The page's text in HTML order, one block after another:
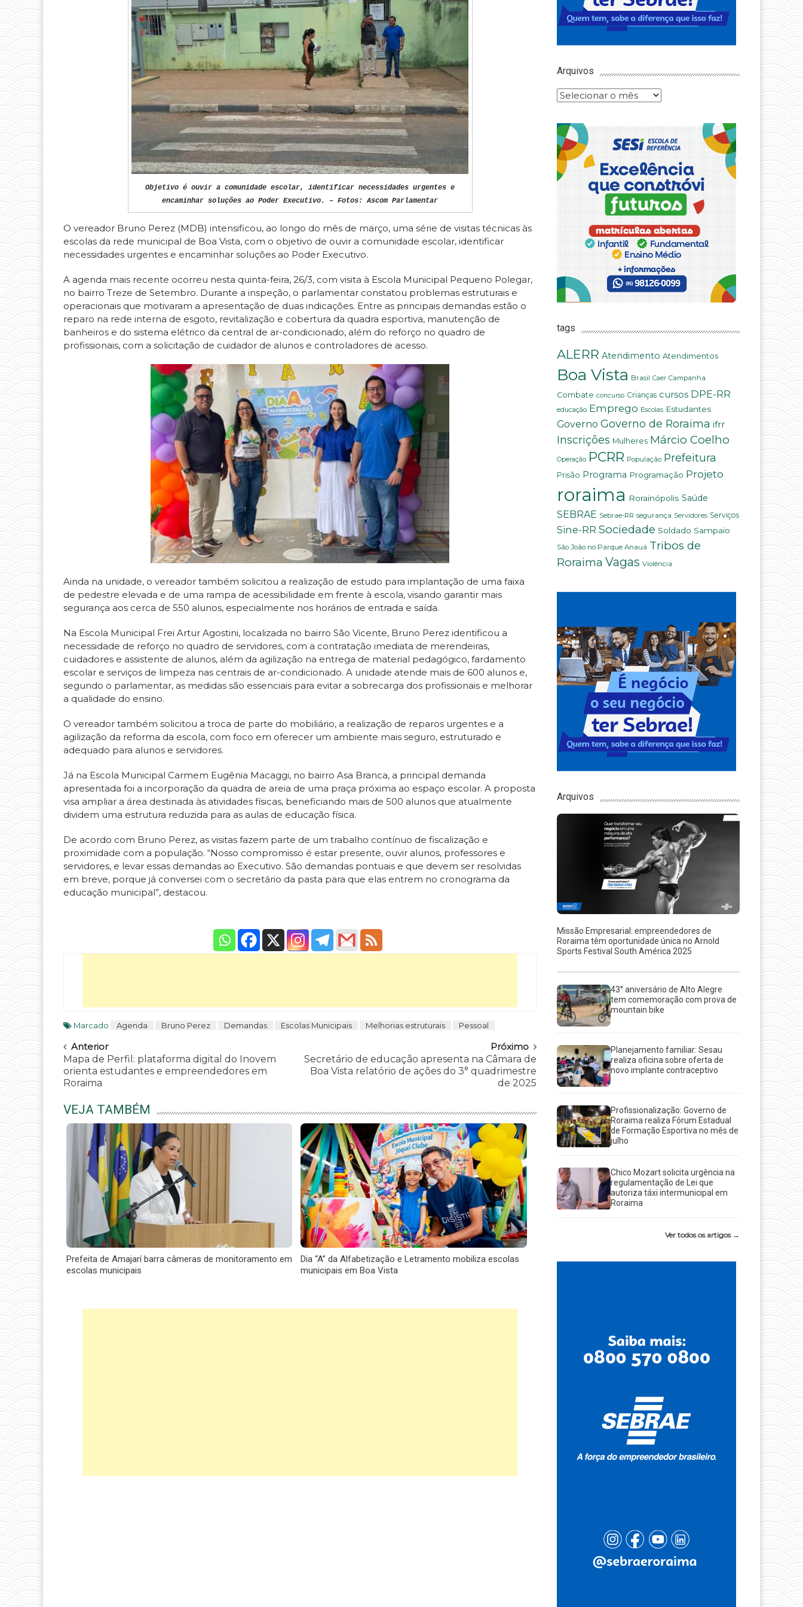
Objetivo é ouvir a comunidade escolar, identificar necessidades urgentes e
encaminhar soluções ao Poder Executivo. – Fotos: Ascom Parlamentar
O vereador Bruno Perez (MDB) intensificou, ao longo do mês de março, uma série de visitas técnicas às
escolas da rede municipal de Boa Vista, com o objetivo de ouvir a comunidade escolar, identificar
necessidades urgentes e encaminhar soluções ao Poder Executivo.
A agenda mais recente ocorreu nesta quinta-feira, 26/3, com visita à Escola Municipal Pequeno Polegar,
no bairro Treze de Setembro. Durante a inspeção, o parlamentar constatou problemas estruturais e
operacionais que motivaram a apresentação de duas indicações. Entre as principais demandas estão o
reparo na rede interna de esgoto, revitalização e cobertura da quadra esportiva, manutenção de
banheiros e do sistema elétrico da central de ar-condicionado, além do reforço no quadro de
profissionais, com a solicitação de cuidador de alunos e controladores de acesso.
Ainda na unidade, o vereador também solicitou a realização de estudo para implantação de uma faixa
de pedestre elevada e de uma rampa de acessibilidade em frente à escola, visando garantir mais
segurança aos cerca de 550 alunos, especialmente nos horários de entrada e saída.
Na Escola Municipal Frei Artur Agostini, localizada no bairro São Vicente, Bruno Perez identificou a
necessidade de reforço no quadro de servidores, com a contratação imediata de merendeiras,
cuidadores e assistente de alunos, além da agilização na entrega de material pedagógico, fardamento
escolar e serviços de limpeza nas centrais de ar-condicionado. A unidade atende mais de 600 alunos e,
segundo o parlamentar, as medidas são essenciais para evitar a sobrecarga dos profissionais e melhorar
a qualidade do ensino.
O vereador também solicitou a troca de parte do mobiliário, a realização de reparos urgentes e a
agilização da reforma da escola, com foco em oferecer um ambiente mais seguro, estruturado e
adequado para alunos e servidores.
Já na Escola Municipal Carmem Eugênia Macaggi, no bairro Asa Branca, a principal demanda
apresentada foi a incorporação da quadra de areia de uma praça próxima ao espaço escolar. A proposta
visa ampliar a área destinada às atividades físicas, beneficiando mais de 500 alunos que atualmente
dividem uma estrutura reduzida para as aulas de educação física.
De acordo com Bruno Perez, as visitas fazem parte de um trabalho contínuo de fiscalização e
proximidade com a população. “Nosso compromisso é estar presente, ouvir alunos, professores e
servidores, e levar essas demandas ao Executivo. São demandas pontuais e que devem ser resolvidas
em breve, porque já conversei com o secretário da pasta para que elas entrem no cronograma da
educação municipal”, destacou.
Marcado Agenda Bruno Perez Demandas Escolas Municipais Melhorias estruturais Pessoal
Navegar
Anterior
Mapa de Perfil: plataforma digital do Inovem
orienta estudantes e empreendedores em
Roraima
Próximo
Secretário de educação apresenta na Câmara de
Boa Vista relatório de ações do 3° quadrimestre
de 2025
VEJA TAMBÉM
Prefeita de Amajarí barra câmeras de monitoramento em
escolas municipais
Dia “A” da Alfabetização e Letramento mobiliza escolas
municipais em Boa Vista
Arquivos
Arquivos
tags
ALERR Atendimento Atendimentos
Boa Vista Brasil Caer Campanha
Combate concurso Crianças cursos DPE-RR
educação Emprego Escolas Estudantes
Governo Governo de Roraima ifrr
Inscrições Mulheres Márcio Coelho
Operação PCRR População Prefeitura
Prisão Programa Programação Projeto
roraima Rorainópolis Saúde
SEBRAE Sebrae-RR segurança Servidores Serviços
Sine-RR Sociedade Soldado Sampaio
São João no Parque Anauá Tribos de
Roraima Vagas Violência
Arquivos
Missão Empresarial: empreendedores de
Roraima têm oportunidade única no Arnold
Sports Festival South América 2025
43° aniversário de Alto Alegre
tem comemoração com prova de
mountain bike
Planejamento familiar: Sesau
realiza oficina sobre oferta de
novo implante contraceptivo
Profissionalização: Governo de
Roraima realiza Fórum Estadual
de Formação Esportiva no mês de
julho
Chico Mozart solicita urgência na
regulamentação de Lei que
autoriza táxi intermunicipal em
Roraima
Ver todos os artigos →